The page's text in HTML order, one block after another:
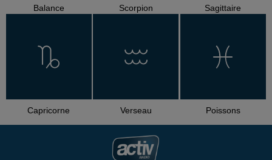
Balance Scorpion Sagittaire
Capricorne Verseau Poissons